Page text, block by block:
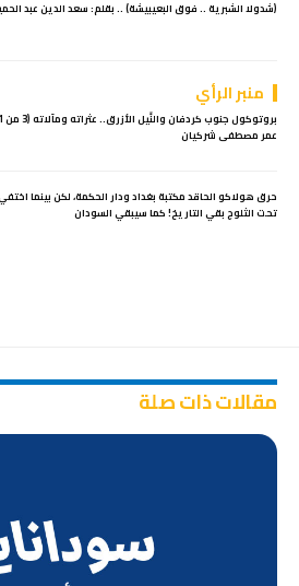
(شدولا الشبرية .. فوق البعيبيشة) .. بقلم: سعد الدين عبد
منبر الرأي
عمر مصطفى شركيان
حرق هولاكو الحاقد مكتبة بغداد ودار الحكمة، لكن بينما
تحت الثلوج بقي التاريخ! كما سيبقي السودان
مقالات ذات صلة